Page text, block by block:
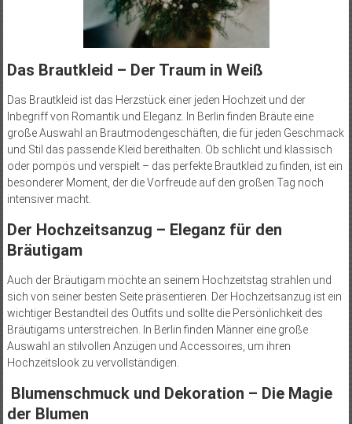
Das Brautkleid – Der Traum in Weiß
Das Brautkleid ist das Herzstück einer jeden Hochzeit und der
Inbegriff von Romantik und Eleganz. In Berlin finden Bräute eine
große Auswahl an Brautmodengeschäften, die für jeden Geschmack
und Stil das passende Kleid bereithalten. Ob schlicht und klassisch
oder pompös und verspielt – das perfekte Brautkleid zu finden, ist ein
besonderer Moment, der die Vorfreude auf den großen Tag noch
intensiver macht.
Der Hochzeitsanzug – Eleganz für den
Bräutigam
Auch der Bräutigam möchte an seinem Hochzeitstag strahlen und
sich von seiner besten Seite präsentieren. Der Hochzeitsanzug ist ein
wichtiger Bestandteil des Outfits und sollte die Persönlichkeit des
Bräutigams unterstreichen. In Berlin finden Männer eine große
Auswahl an stilvollen Anzügen und Accessoires, um ihren
Hochzeitslook zu vervollständigen.
Blumenschmuck und Dekoration – Die Magie
der Blumen